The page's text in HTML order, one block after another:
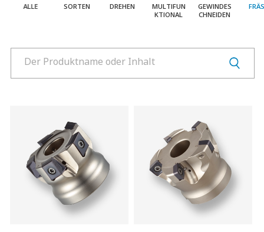
ALLE SORTEN DREHEN
MULTIFUN
KTIONAL
GEWINDES
CHNEIDEN